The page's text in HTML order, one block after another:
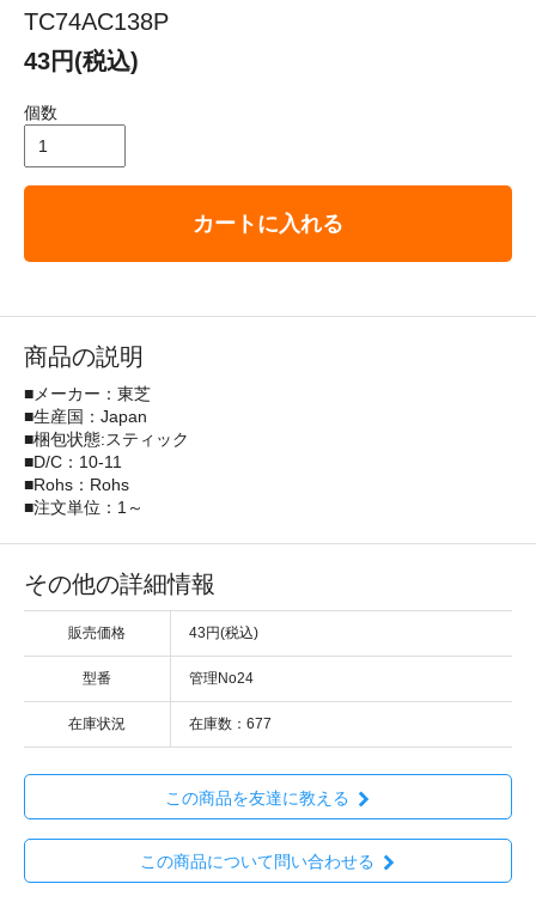
TC74AC138P
43円(税込)
個数
カートに入れる
商品の説明
■メーカー：東芝
■生産国：Japan
■梱包状態:スティック
■D/C：10-11
■Rohs：Rohs
■注文単位：1～
その他の詳細情報
販売価格 43円(税込)
型番 管理No24
在庫状況 在庫数：677
この商品を友達に教える
この商品について問い合わせる